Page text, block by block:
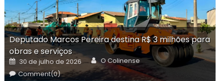
Deputado Marcos Pereira destina R$ 3 milhões para
obras e serviços
Posted
on
30 de julho de 2026 Author
O Colinense
Comment(0)